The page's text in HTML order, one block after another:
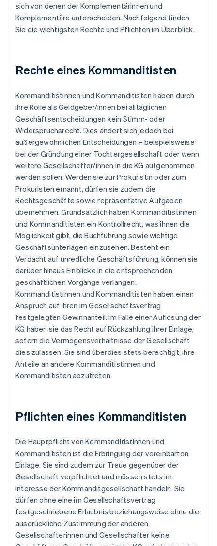
sich von denen der Komplementärinnen und
Komplementäre unterscheiden. Nachfolgend finden
Sie die wichtigsten Rechte und Pflichten im Überblick.
Rechte eines Kommanditisten
Kommanditistinnen und Kommanditisten haben durch
ihre Rolle als Geldgeber/innen bei alltäglichen
Geschäftsentscheidungen kein Stimm- oder
Widerspruchsrecht. Dies ändert sich jedoch bei
außergewöhnlichen Entscheidungen – beispielsweise
bei der Gründung einer Tochtergesellschaft oder wenn
weitere Gesellschafter/innen in die KG aufgenommen
werden sollen. Werden sie zur Prokuristin oder zum
Prokuristen ernannt, dürfen sie zudem die
Rechtsgeschäfte sowie repräsentative Aufgaben
übernehmen. Grundsätzlich haben Kommanditistinnen
und Kommanditisten ein Kontrollrecht, was ihnen die
Möglichkeit gibt, die Buchführung sowie wichtige
Geschäftsunterlagen einzusehen. Besteht ein
Verdacht auf unredliche Geschäftsführung, können sie
darüber hinaus Einblicke in die entsprechenden
geschäftlichen Vorgänge verlangen.
Kommanditistinnen und Kommanditisten haben einen
Anspruch auf ihren im Gesellschaftsvertrag
festgelegten Gewinnanteil. Im Falle einer Auflösung der
KG haben sie das Recht auf Rückzahlung ihrer Einlage,
sofern die Vermögensverhältnisse der Gesellschaft
dies zulassen. Sie sind überdies stets berechtigt, ihre
Anteile an andere Kommanditistinnen und
Kommanditisten abzutreten.
Pflichten eines Kommanditisten
Die Hauptpflicht von Kommanditistinnen und
Kommanditisten ist die Erbringung der vereinbarten
Einlage. Sie sind zudem zur Treue gegenüber der
Gesellschaft verpflichtet und müssen stets im
Interesse der Kommanditgesellschaft handeln. Sie
dürfen ohne eine im Gesellschaftsvertrag
festgeschriebene Erlaubnis beziehungsweise ohne die
ausdrückliche Zustimmung der anderen
Gesellschafterinnen und Gesellschafter keine